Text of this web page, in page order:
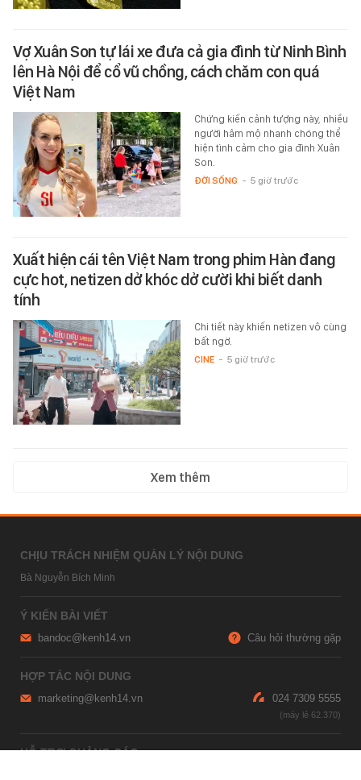
Vợ Xuân Son tự lái xe đưa cả gia đình từ Ninh Bình
lên Hà Nội để cổ vũ chồng, cách chăm con quá
Việt Nam
Chứng kiến cảnh tượng này, nhiều
người hâm mộ nhanh chóng thể
hiện tình cảm cho gia đình Xuân
Son.
ĐỜI SỐNG - 5 giờ trước
Xuất hiện cái tên Việt Nam trong phim Hàn đang
cực hot, netizen dở khóc dở cười khi biết danh
tính
Chi tiết này khiến netizen vô cùng
bất ngờ.
CINE - 5 giờ trước
Xem thêm
CHỊU TRÁCH NHIỆM QUẢN LÝ NỘI DUNG
Bà Nguyễn Bích Minh
Ý KIẾN BÀI VIẾT
bandoc@kenh14.vn Câu hỏi thường gặp
HỢP TÁC NỘI DUNG
marketing@kenh14.vn 024 7309 5555
HỖ TRỢ QUẢNG CÁO